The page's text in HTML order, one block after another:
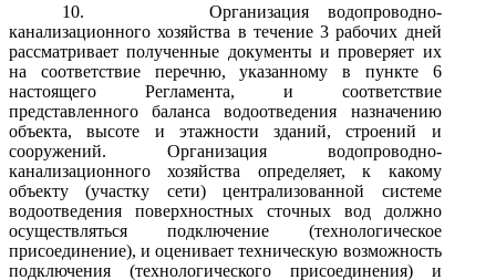
10.
Организация водопроводно-
канализационного хозяйства в течение 3 рабочих дней
рассматривает полученные документы и проверяет их
на соответствие перечню, указанному в пункте 6
настоящего Регламента, и соответствие
представленного баланса водоотведения назначению
объекта, высоте и этажности зданий, строений и
сооружений. Организация водопроводно-
канализационного хозяйства определяет, к какому
объекту (участку сети) централизованной системе
водоотведения поверхностных сточных вод должно
осуществляться подключение (технологическое
присоединение), и оценивает техническую возможность
подключения (технологического присоединения) и